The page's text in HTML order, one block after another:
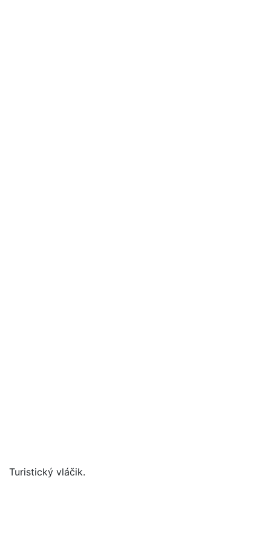
Turistický vláčik.